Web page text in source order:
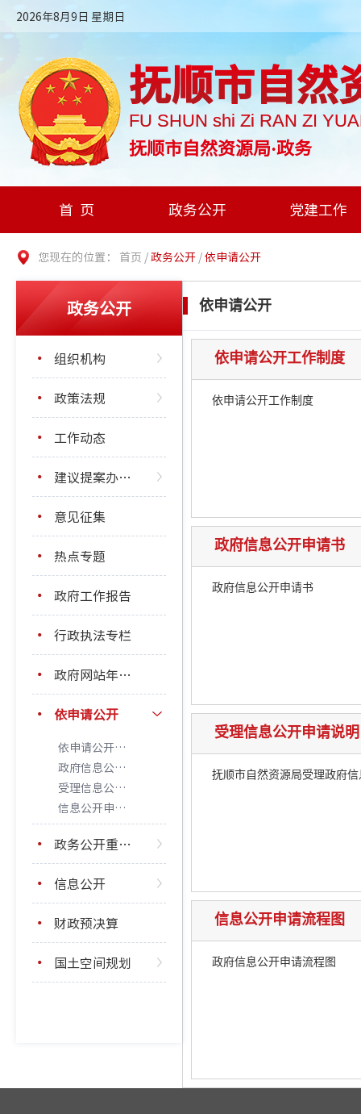
2026年8月9日 星期日
抚顺市自然
FU SHUN shi Zi RAN ZI
抚顺市自然资源局·政务
首页 政务公开 党建工作
您现在的位置： 首页 /政务公开 /依申请公开
政务公开
组织机构
政策法规
工作动态
建议提案办理结果公开
意见征集
热点专题
政府工作报告
行政执法专栏
政府网站年度报表
依申请公开
依申请公开工作制度
政府信息公开申请书
受理信息公开申请说明
信息公开申请流程图
政务公开重点工作
信息公开
财政预决算
国土空间规划
依申请公开
依申请公开工作制度
依申请公开工作制度
政府信息公开申请书
政府信息公开申请书
受理信息公开申请说明
抚顺市自然资源局受理政府
信息公开申请流程图
政府信息公开申请流程图